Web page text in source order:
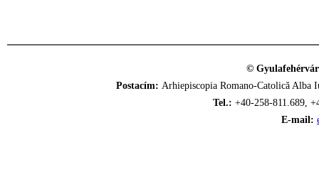
©
Postacím: Arhiepiscopia Romano-Catolică
Tel.: +40-258-811.689,
E-mail: